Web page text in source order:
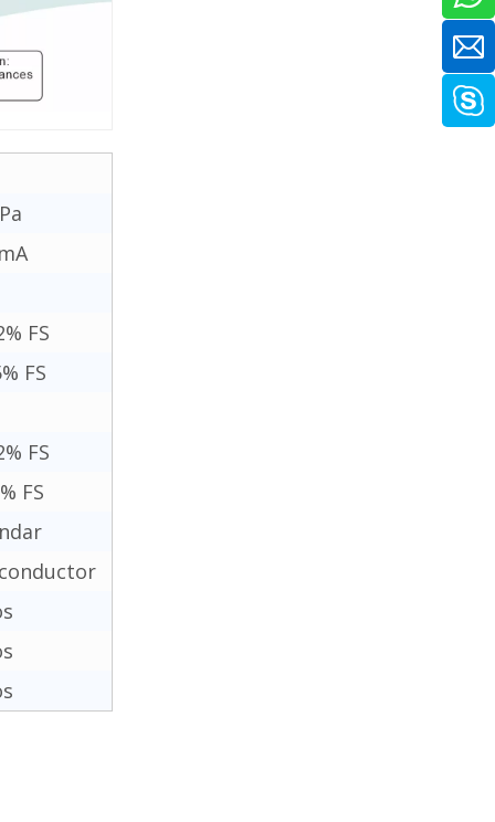
FS
FS
FS
FS